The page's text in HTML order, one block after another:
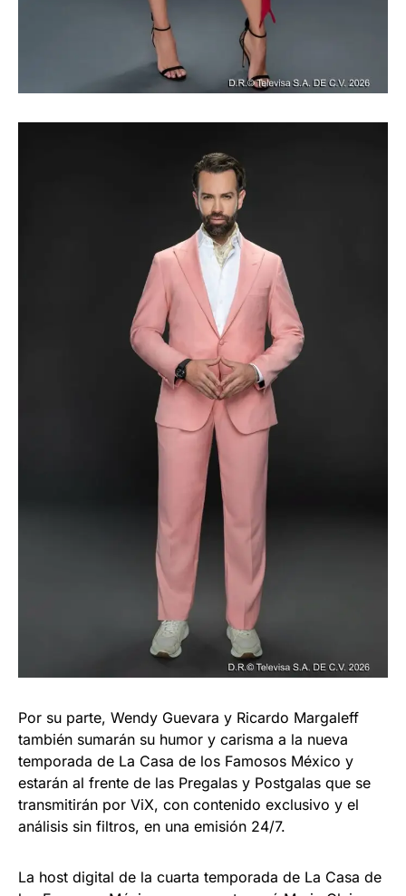
Por su parte, Wendy Guevara y Ricardo Margaleff
también sumarán su humor y carisma a la nueva
temporada de La Casa de los Famosos México y
estarán al frente de las Pregalas y Postgalas que se
transmitirán por ViX, con contenido exclusivo y el
análisis sin filtros, en una emisión 24/7.
La host digital de la cuarta temporada de La Casa de